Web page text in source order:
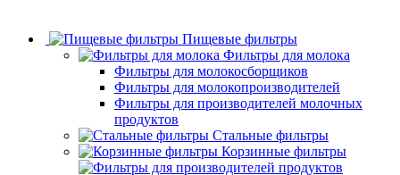
Пищевые фильтры
Фильтры для молока
Фильтры для молокосборщиков
Фильтры для молокопроизводителей
Фильтры для производителей молочных
продуктов
Стальные фильтры
Корзинные фильтры